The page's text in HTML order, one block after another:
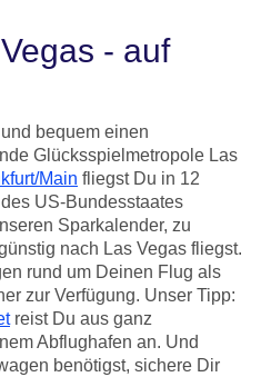
- auf
bequem einen
Glücksspielmetropole Las
Main fliegst Du in 12
US-Bundesstaates
Sparkalender, zu
nach Las Vegas fliegst.
rund um Deinen Flug als
zur Verfügung. Unser Tipp:
reist Du aus ganz
Abflughafen an. Und
benötigst, sichere Dir